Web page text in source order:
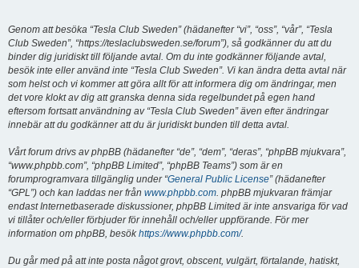
Genom att besöka “Tesla Club Sweden” (hädanefter “vi”, “oss”, “vår”, “Tesla
Club Sweden”, “https://teslaclubsweden.se/forum”), så godkänner du att du
binder dig juridiskt till följande avtal. Om du inte godkänner följande avtal,
besök inte eller använd inte “Tesla Club Sweden”. Vi kan ändra detta avtal när
som helst och vi kommer att göra allt för att informera dig om ändringar, men
det vore klokt av dig att granska denna sida regelbundet på egen hand
eftersom fortsatt användning av “Tesla Club Sweden” även efter ändringar
innebär att du godkänner att du är juridiskt bunden till detta avtal.
Vårt forum drivs av phpBB (hädanefter “de”, “dem”, “deras”, “phpBB mjukvara”,
“www.phpbb.com”, “phpBB Limited”, “phpBB Teams”) som är en
forumprogramvara tillgänglig under “General Public License” (hädanefter
“GPL”) och kan laddas ner från www.phpbb.com. phpBB mjukvaran främjar
endast Internetbaserade diskussioner, phpBB Limited är inte ansvariga för vad
vi tillåter och/eller förbjuder för innehåll och/eller uppförande. För mer
information om phpBB, besökhttps://www.phpbb.com/.
Du går med på att inte posta något grovt, obscent, vulgärt, förtalande, hatiskt,